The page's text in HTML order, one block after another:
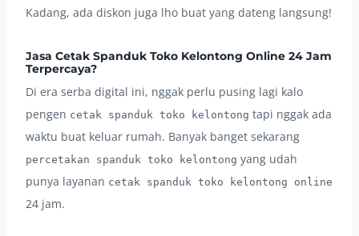
Kadang, ada diskon juga lho buat yang dateng langsung!
Jasa Cetak Spanduk Toko Kelontong Online 24 Jam
Terpercaya?
Di era serba digital ini, nggak perlu pusing lagi kalo
pengen cetak spanduk toko kelontong tapi nggak ada
waktu buat keluar rumah. Banyak banget sekarang
percetakan spanduk toko kelontong yang udah
punya layanan cetak spanduk toko kelontong online
24 jam.